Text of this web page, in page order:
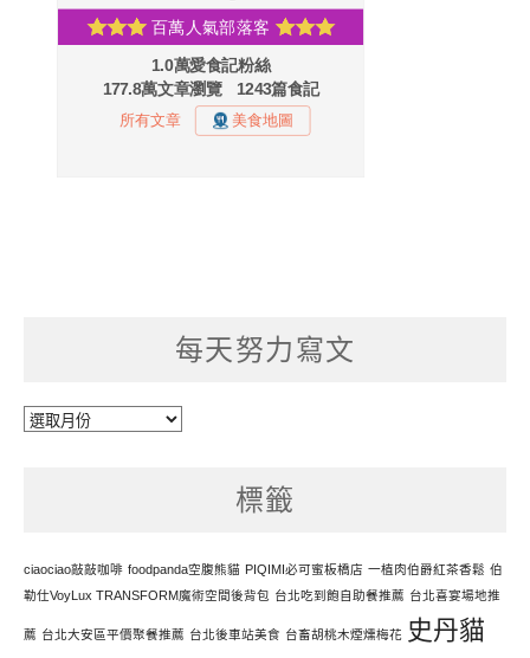
每天努力寫文
每
標籤
ciaociao敲敲咖啡 foodpanda空腹熊貓 PIQIMI必可蜜板橋店 一植肉伯爵紅茶香鬆 伯
勒仕VoyLux TRANSFORM魔術空間後背包 台北吃到飽自助餐推薦 台北喜宴場地推
薦 台北大安區平價聚餐推薦 台北後車站美食 台畜胡桃木煙燻梅花 史丹貓